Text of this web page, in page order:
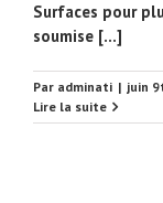
Surfaces pour
soumise [...]
Par adminati | juin
Lire la suite